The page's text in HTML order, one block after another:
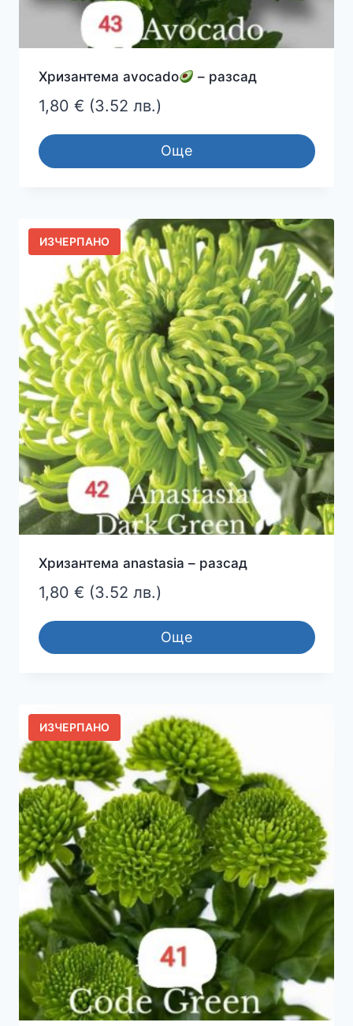
Хризантема avocado – разсад
1,80 € (3.52 лв.)
Още
ИЗЧЕРПАНО
Хризантема anastasia – разсад
1,80 € (3.52 лв.)
Още
ИЗЧЕРПАНО